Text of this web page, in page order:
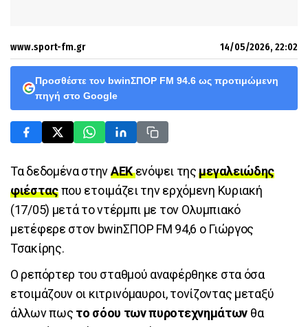
www.sport-fm.gr 14/05/2026, 22:02
Προσθέστε τον bwinΣΠΟΡ FM 94.6 ως προτιμώμενη
πηγή στο Google
Τα δεδομένα στηνΑΕΚενόψει τηςμεγαλειώδης
φιέσταςπου ετοιμάζει την ερχόμενη Κυριακή
(17/05) μετά το ντέρμπι με τον Ολυμπιακό
μετέφερε στον bwinΣΠΟΡ FM 94,6 o Γιώργος
Τσακίρης.
Ο ρεπόρτερ του σταθμού αναφέρθηκε στα όσα
ετοιμάζουν οι κιτρινόμαυροι, τονίζοντας μεταξύ
άλλων πως το σόου των πυροτεχνημάτων θα